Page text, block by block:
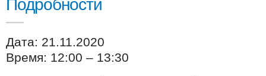
Подробности
Дата: 21.11.2020
Время: 12:00 – 13:30